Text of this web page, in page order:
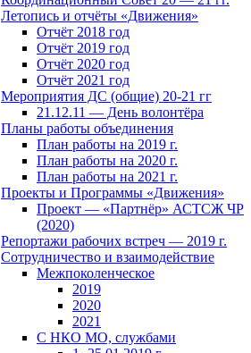
Летопись и отчёты «Движения»
Отчёт 2018 год
Отчёт 2019 год
Отчёт 2020 год
Отчёт 2021 год
Мероприятия ДС (общие) 20-21 гг
21.12.11 — День волонтёра
Планы работы объединения
План работы на 2019 г.
План работы на 2020 г.
План работы на 2021 г.
Проекты и Программы «Движения»
Проект — «Партнёр» АСТСЖ ЧР
(2020)
Репортажи рабочих встреч — 2019 г.
Сотрудничество и взаимодействие
Межпоколенческое
2019
2020
2021
С НКО МО, службами